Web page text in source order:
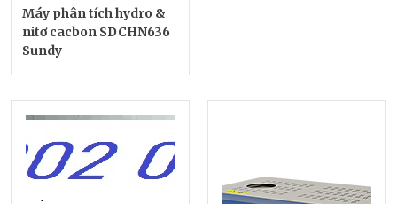
Máy phân tích hydro &
nitơ cacbon SDCHN636
Sundy